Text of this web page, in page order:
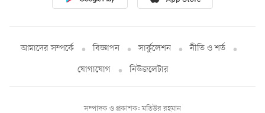
আমাদের সম্পর্কে বিজ্ঞাপন সার্কুলেশন
নীতি ও শর্ত
যোগাযোগ
নিউজলেটার
সম্পাদক ও প্রকাশক: মতিউর রহমান